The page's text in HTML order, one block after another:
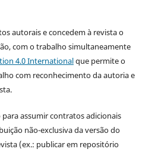
autorais e concedem à revista o
com o trabalho simultaneamente
4.0 Internationalque permite o
com reconhecimento da autoria e
assumir contratos adicionais
não-exclusiva da versão do
(ex.: publicar em repositório